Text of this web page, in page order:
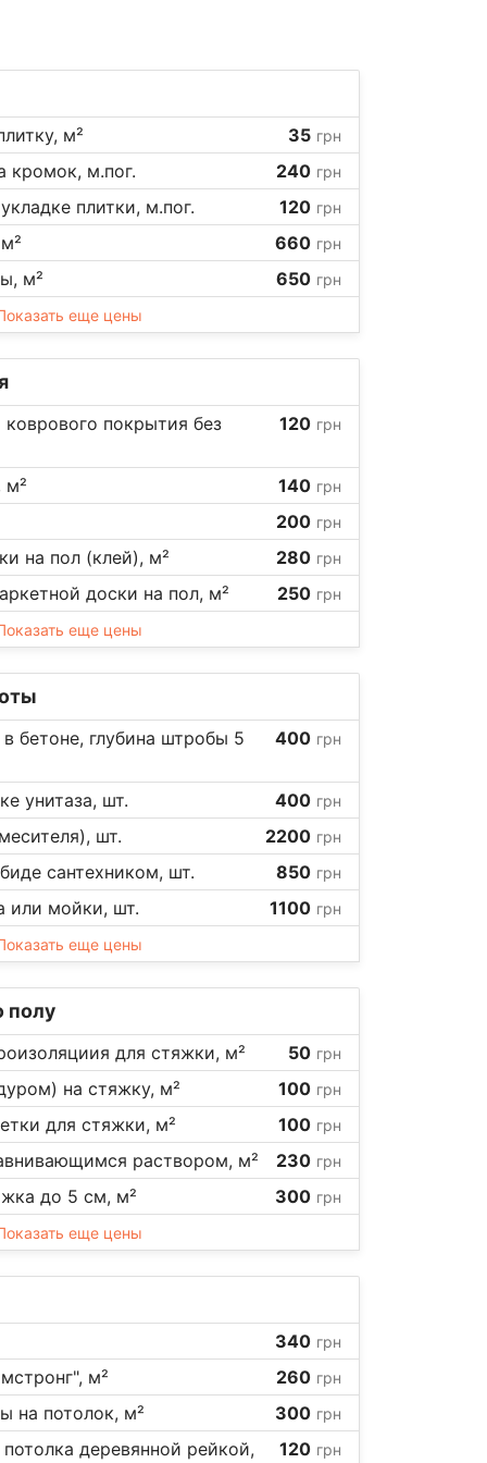
м² 35 грн
кромок, м.пог. 240 грн
плитки, м.пог. 120 грн
660 грн
м² 650 грн
еще цены
покрытия без 120 грн
м² 140 грн
200 грн
на пол (клей), м² 280 грн
доски на пол, м² 250 грн
еще цены
бетоне, глубина штробы 5 400 грн
унитаза, шт. 400 грн
шт. 2200 грн
сантехником, шт. 850 грн
или мойки, шт. 1100 грн
еще цены
полу
для стяжки, м² 50 грн
на стяжку, м² 100 грн
для стяжки, м² 100 грн
раствором, м² 230 грн
до 5 см, м² 300 грн
еще цены
340 грн
м² 260 грн
на потолок, м² 300 грн
деревянной рейкой, 120 грн